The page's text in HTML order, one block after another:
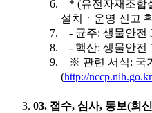
* (유전자재조합
설치ㆍ운영 신고
- 균주: 생물안전
- 핵산: 생물안전
※ 관련 서식: 국
(http://nccp.nih.go.kr
03. 접수, 심사, 통보(회